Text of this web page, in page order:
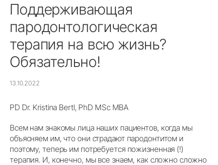
Поддерживающая
пародонтологическая
терапия на всю жизнь?
Обязательно!
13.10.2022
PD Dr. Kristina Bertl, PhD MSc MBA
Всем нам знакомы лица наших пациентов, когда мы
объясняем им, что они страдают пародонтитом и
поэтому, теперь им потребуется пожизненная (!)
терапия. И, конечно, мы все знаем, как сложно сложно